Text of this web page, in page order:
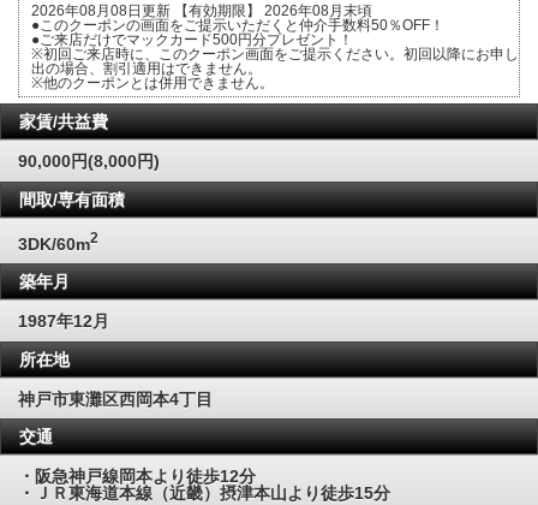
2026年08月08日更新 【有効期限】 2026年08月末頃
●このクーポンの画面をご提示いただくと仲介手数料50％OFF！
●ご来店だけでマックカード500円分プレゼント！
※初回ご来店時に、このクーポン画面をご提示ください。初回以降にお申し
出の場合、割引適用はできません。
※他のクーポンとは併用できません。
家賃/共益費
90,000円(8,000円)
間取/専有面積
3DK/60m2
築年月
1987年12月
所在地
神戸市東灘区西岡本4丁目
交通
・阪急神戸線岡本より徒歩12分
・ＪＲ東海道本線（近畿）摂津本山より徒歩15分